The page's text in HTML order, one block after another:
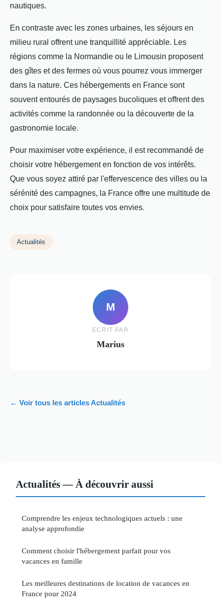
nautiques.
En contraste avec les zones urbaines, les séjours en
milieu rural offrent une tranquillité appréciable. Les
régions comme la Normandie ou le Limousin proposent
des gîtes et des fermes où vous pourrez vous immerger
dans la nature. Ces hébergements en France sont
souvent entourés de paysages bucoliques et offrent des
activités comme la randonnée ou la découverte de la
gastronomie locale.
Pour maximiser votre expérience, il est recommandé de
choisir votre hébergement en fonction de vos intérêts.
Que vous soyez attiré par l'effervescence des villes ou la
sérénité des campagnes, la France offre une multitude de
choix pour satisfaire toutes vos envies.
Actualités
M
ECRIT PAR
Marius
← Voir tous les articles Actualités
Actualités — À découvrir aussi
Comprendre les enjeux technologiques actuels : une
analyse approfondie
Comment choisir l'hébergement parfait pour vos
vacances en famille
Les meilleures destinations de location de vacances en
France pour 2024